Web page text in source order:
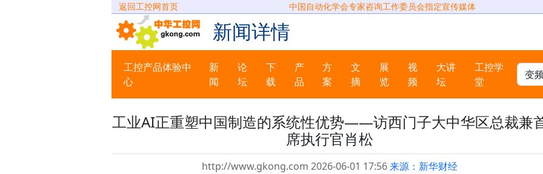
返回工控网首页 中国自动化学会专家咨询工作委员会指定宣传媒体
新闻详情
工控产品体验中
心
新
闻
论
坛
下
载
产
品
方
案
文
摘
展
览
视
频
大讲
坛
工控学
堂
工业AI正重塑中国制造的系统性优势——访西门子大中华区总裁兼
席执行官肖松
http://www.gkong.com 2026-06-01 17:56来源：新华财经